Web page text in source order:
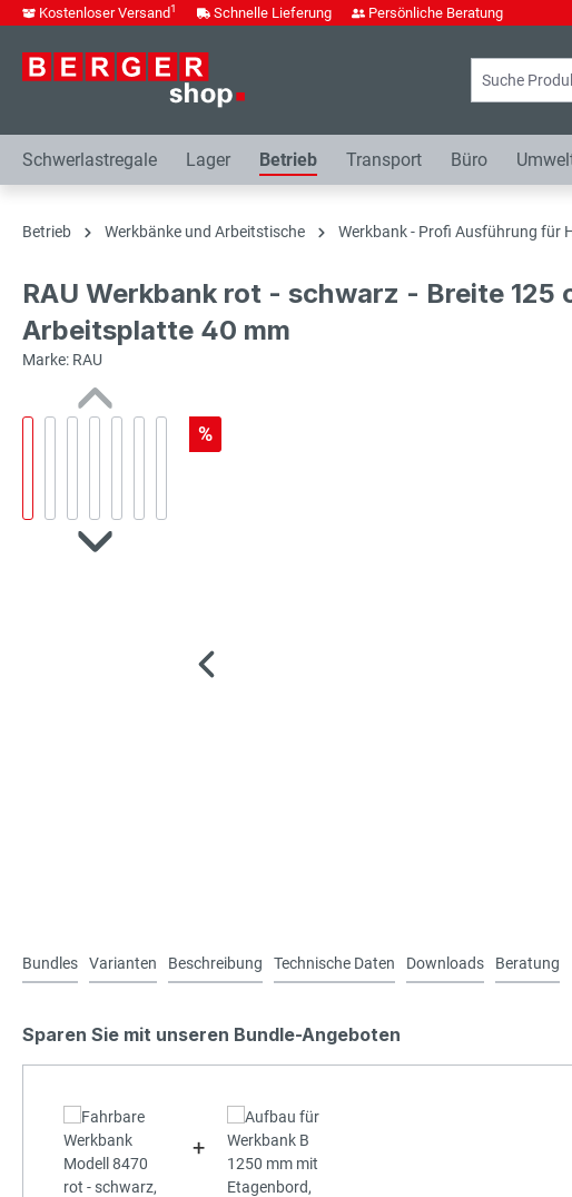
Zur Hauptnavigation springen
Kostenloser Versand1 Schnelle Lieferung Persönliche Beratung
Schwerlastregale Lager Betrieb Transport Büro
Betrieb Werkbänke und Arbeitstische Werkbank - Profi Ausführung für
RAU Werkbank rot - schwarz - Breite
Arbeitsplatte 40 mm
Marke: RAU
%
Bundles Varianten Beschreibung Technische Daten Downloads Beratung
Sparen Sie mit unseren Bundle-Angeboten
+